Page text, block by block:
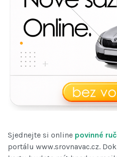
Sjednejte si online povinné
portálu www.srovnavac.cz.